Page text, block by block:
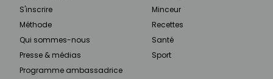
S'inscrire
Méthode
Qui sommes-nous
Presse & médias
Programme ambassadrice
Minceur
Recettes
Santé
Sport